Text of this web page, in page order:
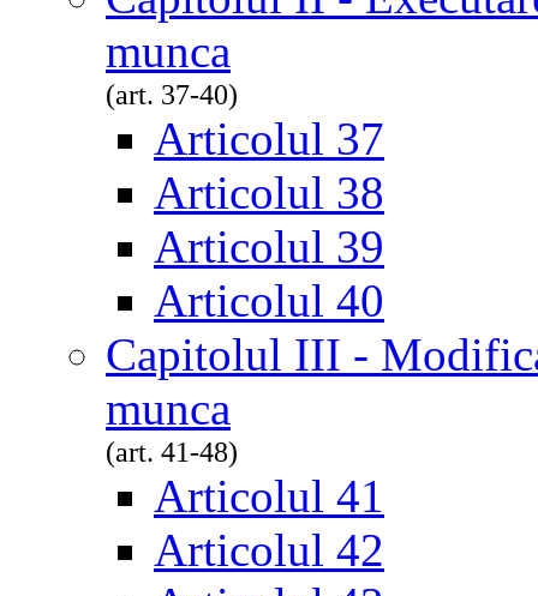
munca
(art. 37-40)
Articolul 37
Articolul 38
Articolul 39
Articolul 40
Capitolul III -
munca
(art. 41-48)
Articolul 41
Articolul 42